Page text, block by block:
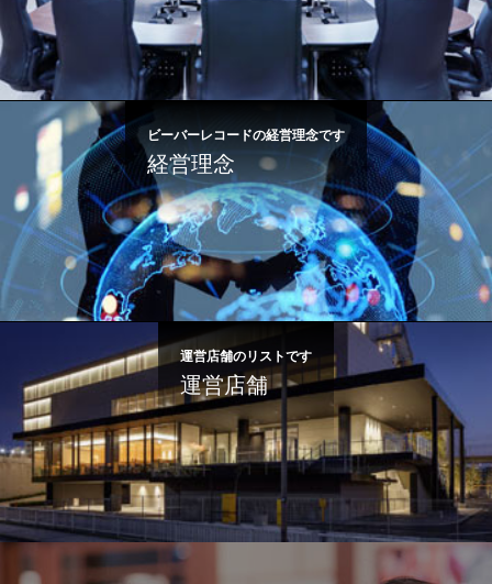
ビーバーレコードの経営理念です
経営理念
運営店舗のリストです
運営店舗